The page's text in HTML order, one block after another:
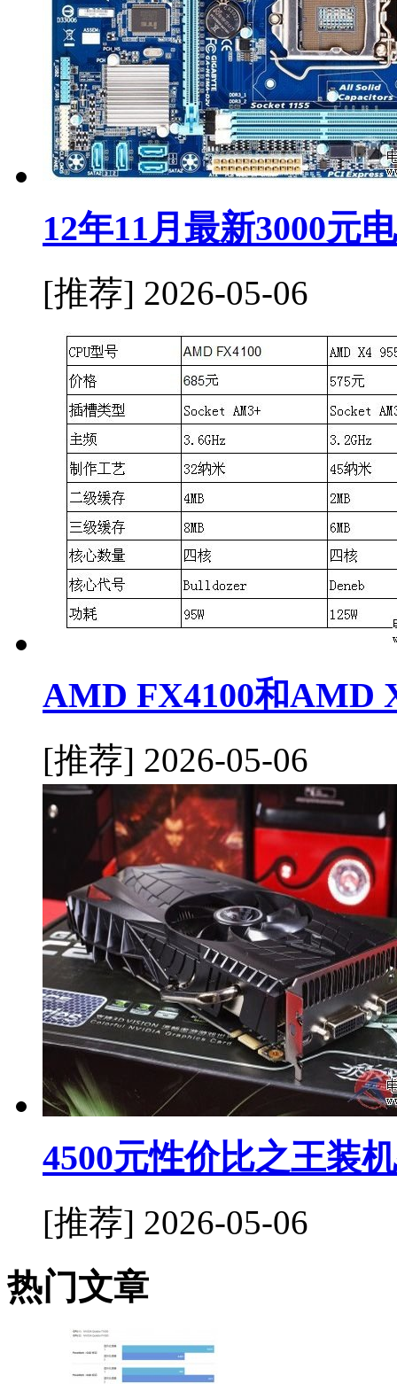
12年11月最新3000元
[推荐] 2026-05-06
AMD FX4100和AMD
[推荐] 2026-05-06
4500元性价比之王装
[推荐] 2026-05-06
热门文章